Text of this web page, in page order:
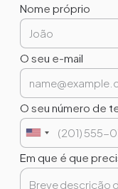
Nome próprio
O seu e-mail
O seu número de
Em que é que